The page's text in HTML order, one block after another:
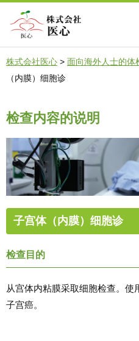
株式会社医心 > 面向海外人士的体
（内膜）细胞诊
检查内容的说明
子宫体（内膜）细胞诊
检查目的
从宫体内粘膜采取细胞检查。
子宫癌。